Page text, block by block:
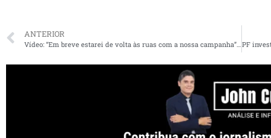
ANTERIOR
Vídeo: “Em breve estarei de volta às ruas com a nossa campanha”, diz Edivaldo